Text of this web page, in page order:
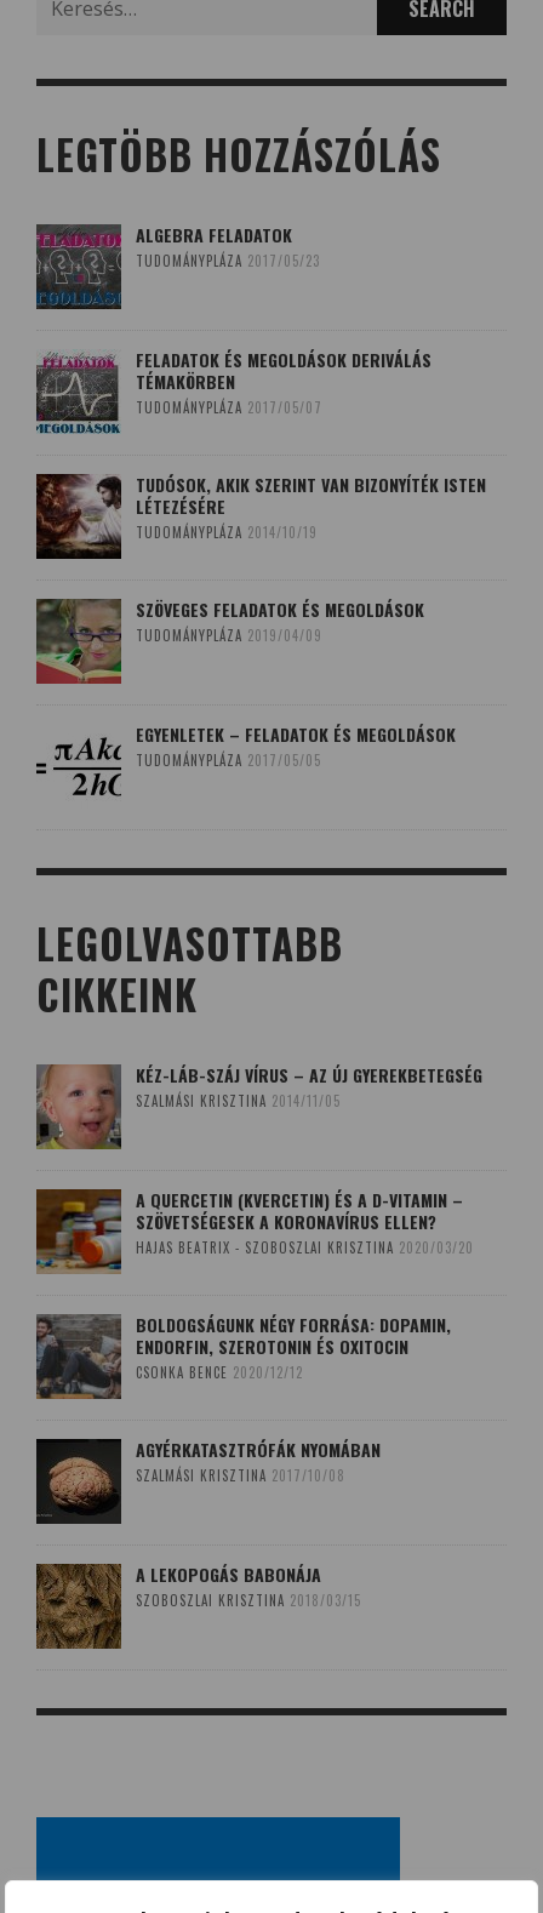
LEGTÖBB HOZZÁSZÓLÁS
ALGEBRA FELADATOK
TUDOMÁNYPLÁZA 2017/05/23
FELADATOK ÉS MEGOLDÁSOK DERIVÁLÁS
TÉMAKÖRBEN
TUDOMÁNYPLÁZA 2017/05/07
TUDÓSOK, AKIK SZERINT VAN BIZONYÍTÉK ISTEN
LÉTEZÉSÉRE
TUDOMÁNYPLÁZA 2014/10/19
SZÖVEGES FELADATOK ÉS MEGOLDÁSOK
TUDOMÁNYPLÁZA 2019/04/09
EGYENLETEK – FELADATOK ÉS MEGOLDÁSOK
TUDOMÁNYPLÁZA 2017/05/05
LEGOLVASOTTABB
CIKKEINK
KÉZ-LÁB-SZÁJ VÍRUS – AZ ÚJ GYEREKBETEGSÉG
SZALMÁSI KRISZTINA 2014/11/05
A QUERCETIN (KVERCETIN) ÉS A D-VITAMIN –
SZÖVETSÉGESEK A KORONAVÍRUS ELLEN?
HAJAS BEATRIX - SZOBOSZLAI KRISZTINA 2020/03/20
BOLDOGSÁGUNK NÉGY FORRÁSA: DOPAMIN,
ENDORFIN, SZEROTONIN ÉS OXITOCIN
CSONKA BENCE 2020/12/12
AGYÉRKATASZTRÓFÁK NYOMÁBAN
SZALMÁSI KRISZTINA 2017/10/08
A LEKOPOGÁS BABONÁJA
SZOBOSZLAI KRISZTINA 2018/03/15